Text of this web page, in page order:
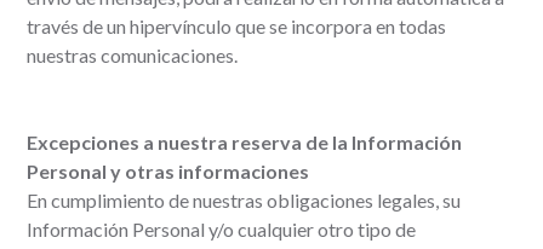
través de un hipervínculo que se incorpora en todas
nuestras comunicaciones.
Excepciones a nuestra reserva de la Información
Personal y otras informaciones
En cumplimiento de nuestras obligaciones legales, su
Información Personal y/o cualquier otro tipo de